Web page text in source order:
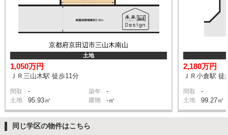
京都府京田辺市三山木南山
土地
1,050万円
ＪＲ三山木駅 徒歩11分
間取 - 築年 -
土地 95.93㎡ 建物 -㎡
2,180万円
ＪＲ小倉駅 徒
間取 -
土地 99.27㎡
同じ学区の物件はこちら